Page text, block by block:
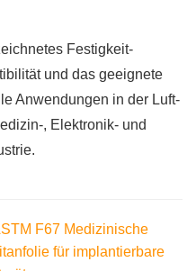
Festigkeit-
und das geeignete
Anwendungen in der Luft-
, Elektronik- und
F67 Medizinische
für implantierbare